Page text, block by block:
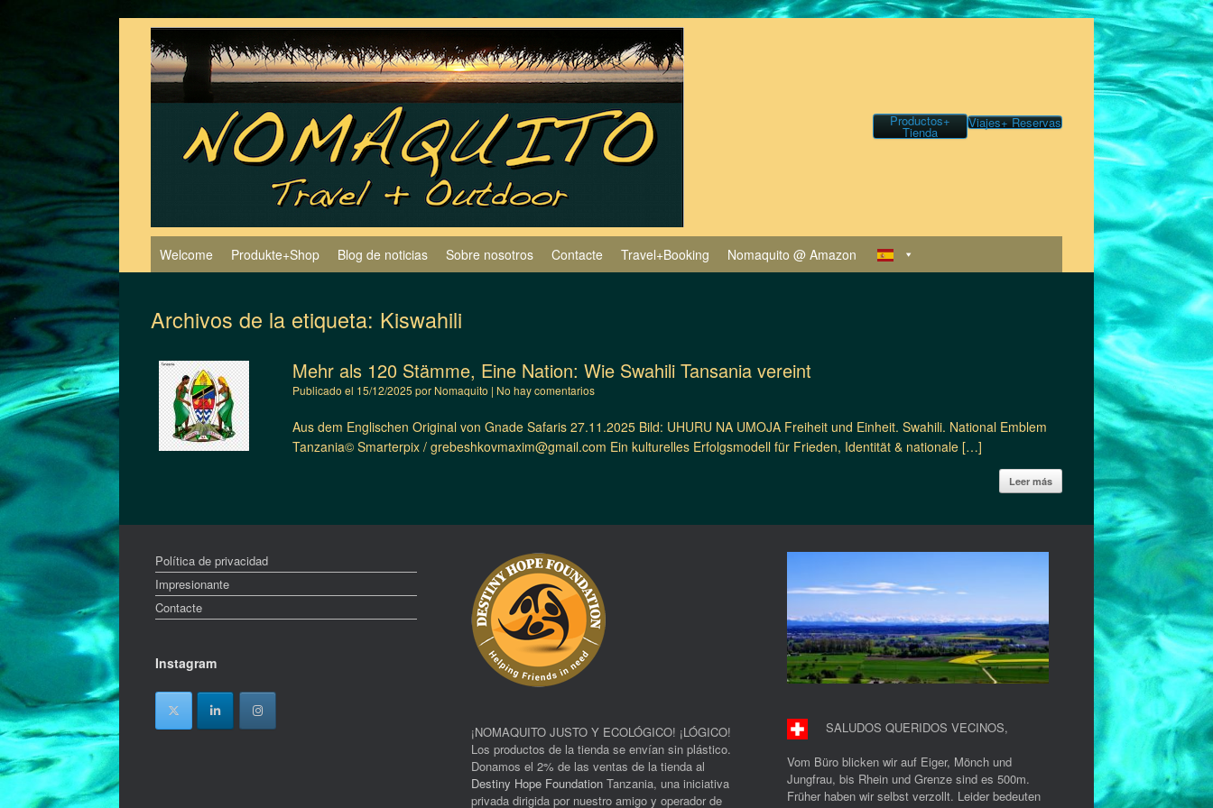
contenido
Productos+
Tienda
Viajes+ Reservas
Welcome Produkte+Shop Blog de noticias Sobre nosotros Contacte Travel+Booking Nomaquito @ Amazon
Archivos de la etiqueta: Kiswahili
Mehr als 120 Stämme, Eine Nation: Wie Swahili Tansania vereint
Publicado el 15/12/2025 por Nomaquito | No hay comentarios
Aus dem Englischen Original von Gnade Safaris 27.11.2025 Bild: UHURU NA UMOJA Freiheit und Einheit. Swahili. National Emblem
Tanzania© Smarterpix / grebeshkovmaxim@gmail.com Ein kulturelles Erfolgsmodell für Frieden, Identität & nationale […]
Leer más
Política de privacidad
Impresionante
Contacte
Instagram
¡NOMAQUITO JUSTO Y ECOLÓGICO! ¡LÓGICO!
Los productos de la tienda se envían sin plástico.
Donamos el 2% de las ventas de la tienda al
Destiny Hope Foundation Tanzania, una iniciativa
privada dirigida por nuestro amigo y operador de
SALUDOS QUERIDOS VECINOS,
Vom Büro blicken wir auf Eiger, Mönch und
Jungfrau, bis Rhein und Grenze sind es 500m.
Früher haben wir selbst verzollt. Leider bedeuten